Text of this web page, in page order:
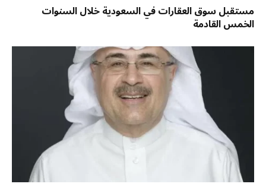
مستقبل سوق العقارات في السعودية خلال السنوات
الخمس القادمة